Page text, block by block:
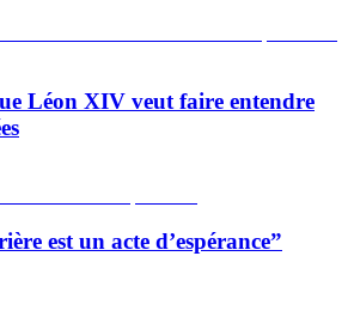
Léon XIV veut faire entendre
est un acte d’espérance”